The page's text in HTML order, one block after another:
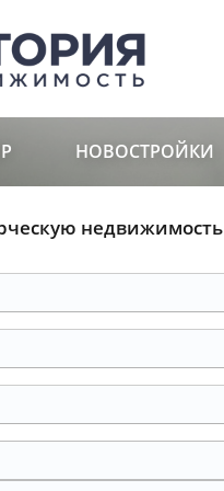
НОВОСТРОЙКИ
недвижимость